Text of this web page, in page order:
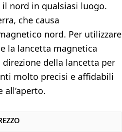
nord in qualsiasi luogo.
che causa
nord. Per utilizzare
la lancetta magnetica
della lancetta per
molto precisi e affidabili